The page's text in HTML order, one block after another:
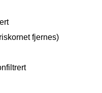
fjernes)